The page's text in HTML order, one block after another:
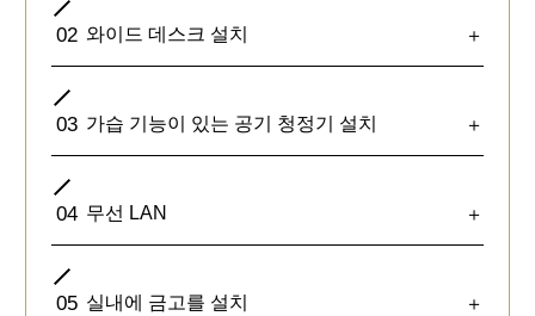
침대사이드에 콘센트가 설비되어 있습니다. 휴대폰
02 와이드 데스크 설치 ＋
03 가습 기능이 있는 공기 청정기 설치 ＋
04 무선 LAN ＋
05 실내에 금고를 설치 ＋